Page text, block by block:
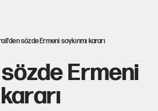
sözde Ermeni soykırımı kararı
Ermeni